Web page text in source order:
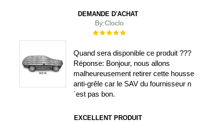
DEMANDE D'ACHAT
By:Cloclo
Évaluation :
Quand sera disponible ce produit ???
Réponse: Bonjour, nous allons
malheureusement retirer cette housse
anti-grêle car le SAV du fournisseur n
´est pas bon.
EXCELLENT PRODUIT